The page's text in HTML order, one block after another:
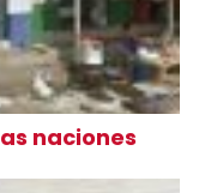
naciones